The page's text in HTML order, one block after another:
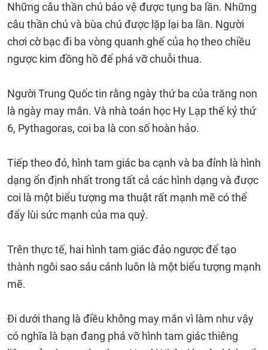
Những câu thần chú bảo vệ được tụng ba lần. Những
câu thần chú và bùa chú được lặp lại ba lần. Người
chơi cờ bạc đi ba vòng quanh ghế của họ theo chiều
ngược kim đồng hồ để phá vỡ chuỗi thua.
Người Trung Quốc tin rằng ngày thứ ba của trăng non
là ngày may mắn. Và nhà toán học Hy Lạp thế kỷ thứ
6, Pythagoras, coi ba là con số hoàn hảo.
Tiếp theo đó, hình tam giác ba cạnh và ba đỉnh là hình
dạng ổn định nhất trong tất cả các hình dạng và được
coi là một biểu tượng ma thuật rất mạnh mẽ có thể
đẩy lùi sức mạnh của ma quỷ.
Trên thực tế, hai hình tam giác đảo ngược để tạo
thành ngôi sao sáu cánh luôn là một biểu tượng mạnh
mẽ.
Đi dưới thang là điều không may mắn vì làm như vậy
có nghĩa là bạn đang phá vỡ hình tam giác thiêng